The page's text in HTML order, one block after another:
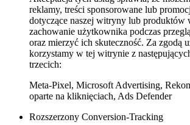
reklamy, treści sponsorowane lub
dotyczące naszej witryny lub produktów
zachowanie użytkownika podczas
oraz mierzyć ich skuteczność. Za zgodą
korzystamy w tej witrynie z
trzecich:
Meta-Pixel, Microsoft Advertising,
oparte na kliknięciach, Ads Defender
Rozszerzony Conversion-Tracking